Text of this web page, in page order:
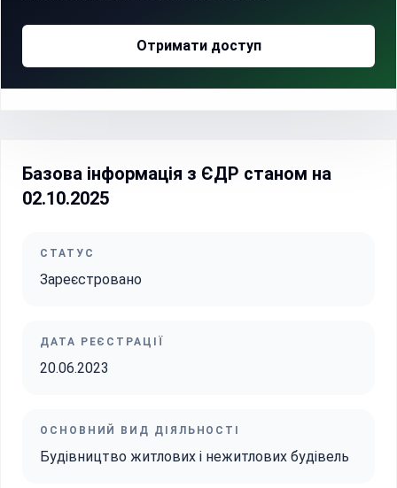
Отримати доступ
Базова інформація з ЄДР станом на
02.10.2025
СТАТУС
Зареєстровано
ДАТА РЕЄСТРАЦІЇ
20.06.2023
ОСНОВНИЙ ВИД ДІЯЛЬНОСТІ
Будівництво житлових і нежитлових будівель